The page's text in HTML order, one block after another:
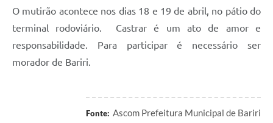
O mutirão acontece nos dias 18 e 19 de abril, no pátio do
terminal rodoviário. Castrar é um ato de amor e
responsabilidade. Para participar é necessário ser
morador de Bariri.
Fonte: Ascom Prefeitura Municipal de Bariri